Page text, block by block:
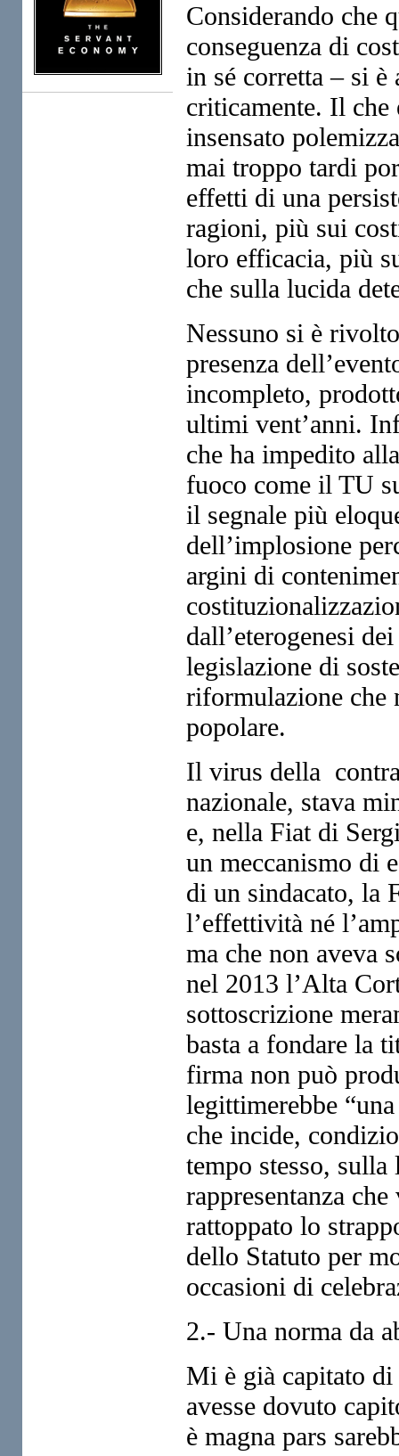
Considerando che
conseguenza di
in sé corretta – si è
criticamente. Il che
insensato
mai troppo tardi
effetti di una
ragioni, più sui
loro efficacia, più
che sulla lucida
Nessuno si è
presenza
incompleto,
ultimi vent’anni.
che ha impedito
fuoco come il TU
il segnale più
dell’implosione
argini di
dall’eterogenesi
legislazione di
riformulazione che
popolare.
Il virus della
nazionale, stava
e, nella Fiat di
un meccanismo di
di un sindacato, la
l’effettività né
ma che non aveva
nel 2013 l’Alta
sottoscrizione
basta a fondare la
firma non può
legittimerebbe
che incide,
tempo stesso,
rappresentanza
rattoppato lo
dello Statuto per
occasioni di
2.- Una norma da
Mi è già capitato di
avesse dovuto
è magna pars